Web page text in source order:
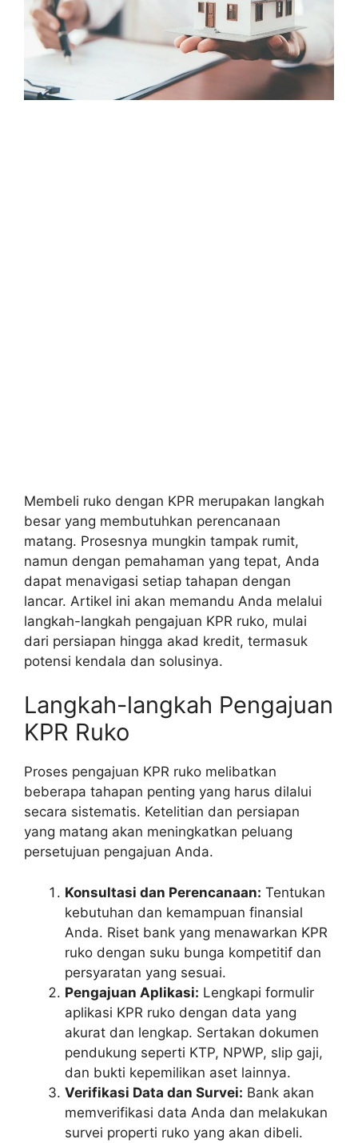
Membeli ruko dengan KPR merupakan langkah
besar yang membutuhkan perencanaan
matang. Prosesnya mungkin tampak rumit,
namun dengan pemahaman yang tepat, Anda
dapat menavigasi setiap tahapan dengan
lancar. Artikel ini akan memandu Anda melalui
langkah-langkah pengajuan KPR ruko, mulai
dari persiapan hingga akad kredit, termasuk
potensi kendala dan solusinya.
Langkah-langkah Pengajuan
KPR Ruko
Proses pengajuan KPR ruko melibatkan
beberapa tahapan penting yang harus dilalui
secara sistematis. Ketelitian dan persiapan
yang matang akan meningkatkan peluang
persetujuan pengajuan Anda.
Konsultasi dan Perencanaan: Tentukan
kebutuhan dan kemampuan finansial
Anda. Riset bank yang menawarkan KPR
ruko dengan suku bunga kompetitif dan
persyaratan yang sesuai.
Pengajuan Aplikasi: Lengkapi formulir
aplikasi KPR ruko dengan data yang
akurat dan lengkap. Sertakan dokumen
pendukung seperti KTP, NPWP, slip gaji,
dan bukti kepemilikan aset lainnya.
Verifikasi Data dan Survei: Bank akan
memverifikasi data Anda dan melakukan
survei properti ruko yang akan dibeli.